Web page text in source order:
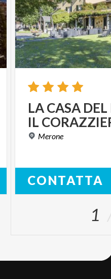
LACASA DEL
IL
Merone
CONTATTA
1